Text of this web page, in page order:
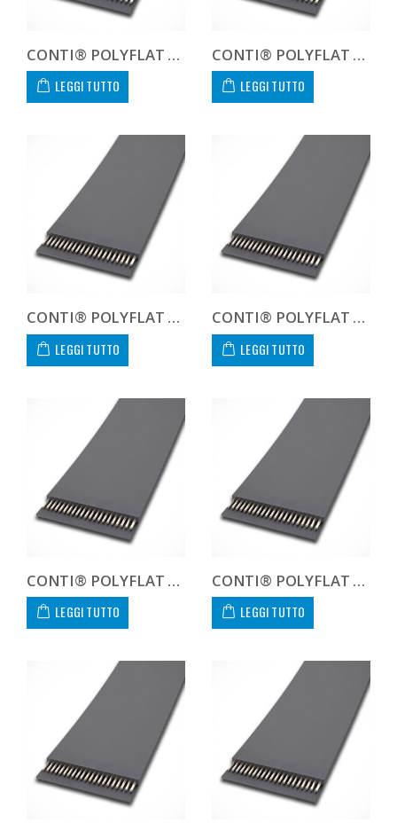
CONTI® POLYFLAT FLA F 75 XHP II
LEGGI TUTTO
CONTI® POLYFLAT FLA F 85 HF
LEGGI TUTTO
CONTI® POLYFLAT FLA F 85 HP
LEGGI TUTTO
CONTI® POLYFLAT FLA F 85 HS
LEGGI TUTTO
CONTI® POLYFLAT FLA F 85 XHP
LEGGI TUTTO
CONTI® POLYFLAT FLA F 85 XHS
LEGGI TUTTO